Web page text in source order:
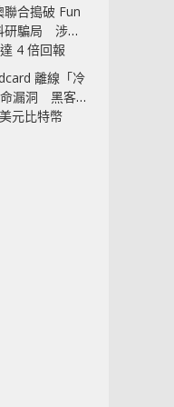
合搗破 Fun
研騙局 涉款
4 倍回報
離線「冷
漏洞 黑客已
元比特幣